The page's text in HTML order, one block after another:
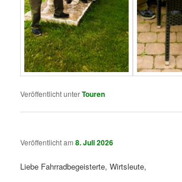
Veröffentlicht unterTouren
Veröffentlicht am8. Juli 2026
Liebe Fahrradbegeisterte, Wirtsleute,